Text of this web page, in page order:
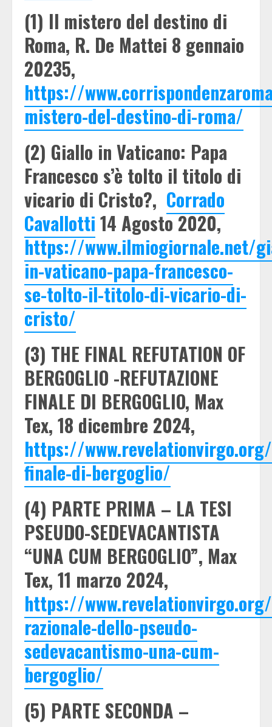
(1) Il mistero del destino di
Roma, R. De Mattei 8 gennaio
20235,
https://
mistero-del-destino-di-roma/
(2) Giallo in Vaticano: Papa
Francesco s’è tolto il titolo di
vicario di Cristo?, Corrado
Cavallotti 14 Agosto 2020,
https://www.ilmiogiornale.net/
in-vaticano-papa-francesco-
se-tolto-il-titolo-di-vicario-di-
cristo/
(3) THE FINAL REFUTATION OF
BERGOGLIO -REFUTAZIONE
FINALE DI BERGOGLIO, Max
Tex, 18 dicembre 2024,
https://
finale-di-bergoglio/
(4) PARTE PRIMA – LA TESI
PSEUDO-SEDEVACANTISTA
“UNA CUM BERGOGLIO”, Max
Tex, 11 marzo 2024,
https://
razionale-dello-pseudo-
sedevacantismo-una-cum-
bergoglio/
(5) PARTE SECONDA –